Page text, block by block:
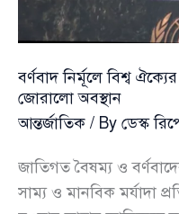
আহ্বান
স্বরাষ্ট্রমন্ত্রীর
বর্ণবাদ নির্মূলে বিশ্ব
জোরালো অবস্থান
আন্তর্জাতিক / By ডেস্ক
জাতিগত বৈষম্য ও
সাম্য ও মানবিক মর্যাদা